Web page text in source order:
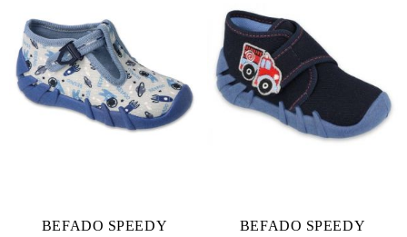
BEFADO SPEEDY
BEFADO SPEEDY